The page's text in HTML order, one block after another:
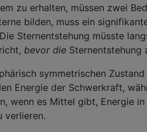
zu erhalten, müssen zwei
bilden, muss ein
Sternentstehung müsste
bevor die Sternentstehung
symmetrischen
Energie der Schwerkraft,
wenn es Mittel gibt, Energie
verlieren.